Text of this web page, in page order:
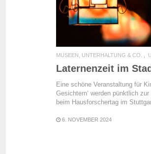
MUSEEN, UNTERHALTUNG & CO.
Laternenzeit im
Eine schöne Veranstaltung für
Gesichtern‘ werden pünktlich
beim Hausforschertag im
6. NOVEMBER 2024